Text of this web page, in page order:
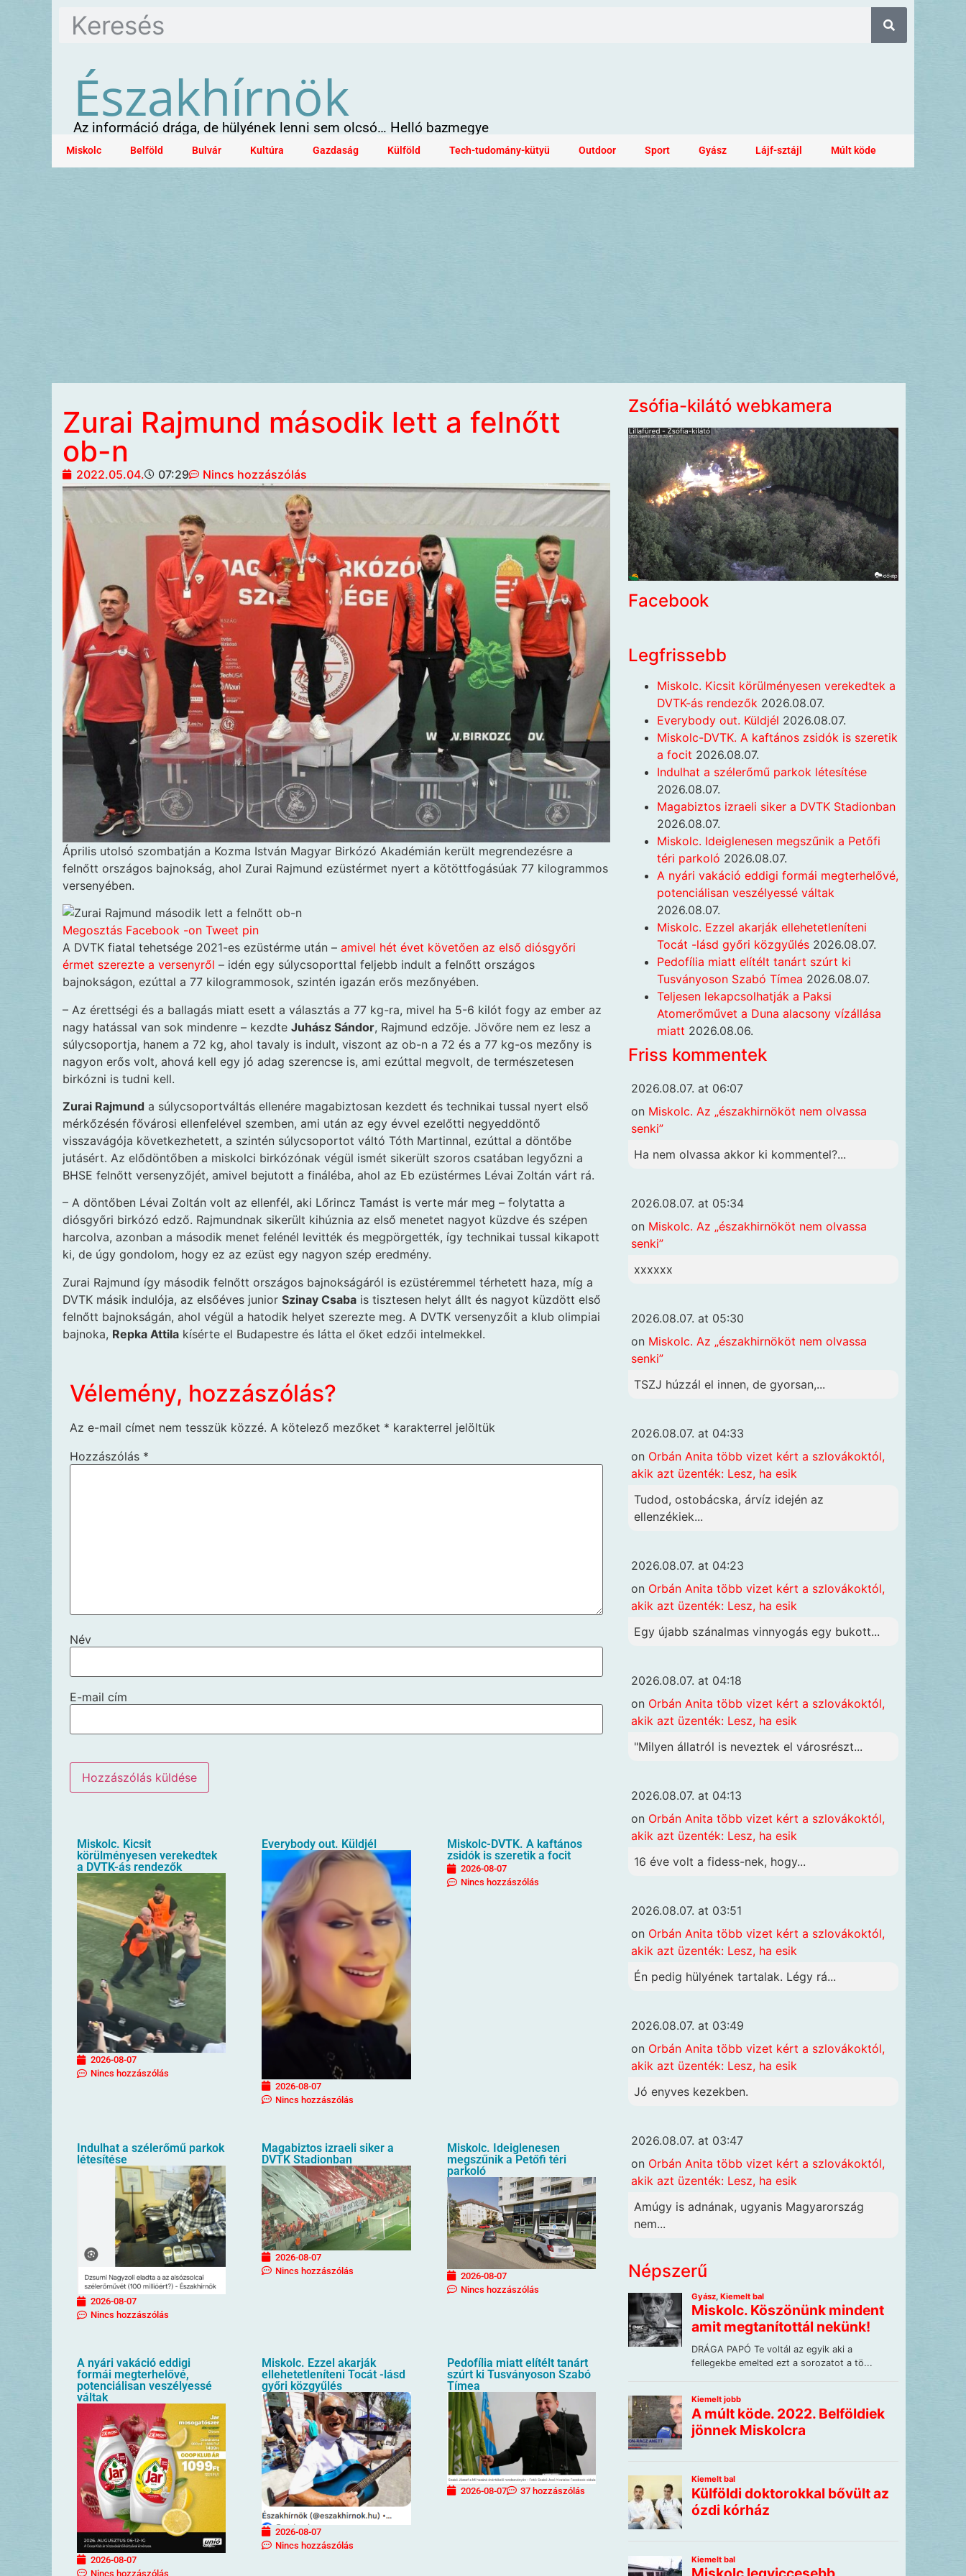
Északhírnök
Az információ drága, de hülyének lenni sem olcsó… Helló bazmegye
Miskolc Belföld Bulvár Kultúra Gazdaság Külföld Tech-tudomány-kütyü Outdoor Sport Gyász Lájf-sztájl Múlt köde
Zurai Rajmund második lett a felnőtt
ob-n
2022.05.04. 07:29 Nincs hozzászólás
Április utolsó szombatján a Kozma István Magyar Birkózó Akadémián került megrendezésre a
felnőtt országos bajnokság, ahol Zurai Rajmund ezüstérmet nyert a kötöttfogásúak 77 kilogrammos
versenyében.
Megosztás Facebook -on Tweet pin
A DVTK fiatal tehetsége 2021-es ezüstérme után – amivel hét évet követően az első diósgyőri
érmet szerezte a versenyről – idén egy súlycsoporttal feljebb indult a felnőtt országos
bajnokságon, ezúttal a 77 kilogrammosok, szintén igazán erős mezőnyében.
– Az érettségi és a ballagás miatt esett a választás a 77 kg-ra, mivel ha 5-6 kilót fogy az ember az
nagy hatással van sok mindenre – kezdte Juhász Sándor, Rajmund edzője. Jövőre nem ez lesz a
súlycsoportja, hanem a 72 kg, ahol tavaly is indult, viszont az ob-n a 72 és a 77 kg-os mezőny is
nagyon erős volt, ahová kell egy jó adag szerencse is, ami ezúttal megvolt, de természetesen
birkózni is tudni kell.
Zurai Rajmund a súlycsoportváltás ellenére magabiztosan kezdett és technikai tussal nyert első
mérkőzésén fővárosi ellenfelével szemben, ami után az egy évvel ezelőtti negyeddöntő
visszavágója következhetett, a szintén súlycsoportot váltó Tóth Martinnal, ezúttal a döntőbe
jutásért. Az elődöntőben a miskolci birkózónak végül ismét sikerült szoros csatában legyőzni a
BHSE felnőtt versenyzőjét, amivel bejutott a fináléba, ahol az Eb ezüstérmes Lévai Zoltán várt rá.
– A döntőben Lévai Zoltán volt az ellenfél, aki Lőrincz Tamást is verte már meg – folytatta a
diósgyőri birkózó edző. Rajmundnak sikerült kihúznia az első menetet nagyot küzdve és szépen
harcolva, azonban a második menet felénél levitték és megpörgették, így technikai tussal kikapott
ki, de úgy gondolom, hogy ez az ezüst egy nagyon szép eredmény.
Zurai Rajmund így második felnőtt országos bajnokságáról is ezüstéremmel térhetett haza, míg a
DVTK másik indulója, az elsőéves junior Szinay Csaba is tisztesen helyt állt és nagyot küzdött első
felnőtt bajnokságán, ahol végül a hatodik helyet szerezte meg. A DVTK versenyzőit a klub olimpiai
bajnoka, Repka Attila kísérte el Budapestre és látta el őket edzői intelmekkel.
Vélemény, hozzászólás?
Az e-mail címet nem tesszük közzé. A kötelező mezőket * karakterrel jelöltük
Hozzászólás *
Név
E-mail cím
Miskolc. Kicsit
körülményesen verekedtek
a DVTK-ás rendezők
2026-08-07
Nincs hozzászólás
Everybody out. Küldjél
2026-08-07
Nincs hozzászólás
Miskolc-DVTK. A kaftános
zsidók is szeretik a focit
2026-08-07
Nincs hozzászólás
Indulhat a szélerőmű parkok
létesítése
2026-08-07
Nincs hozzászólás
Magabiztos izraeli siker a
DVTK Stadionban
2026-08-07
Nincs hozzászólás
Miskolc. Ideiglenesen
megszűnik a Petőfi téri
parkoló
2026-08-07
Nincs hozzászólás
A nyári vakáció eddigi
formái megterhelővé,
potenciálisan veszélyessé
váltak
2026-08-07
Nincs hozzászólás
Miskolc. Ezzel akarják
ellehetetleníteni Tocát -lásd
győri közgyűlés
2026-08-07
Nincs hozzászólás
Pedofília miatt elítélt tanárt
szúrt ki Tusványoson Szabó
Tímea
2026-08-07 37 hozzászólás
Zsófia-kilátó webkamera
Facebook
Legfrissebb
Miskolc. Kicsit körülményesen verekedtek a
DVTK-ás rendezők 2026.08.07.
Everybody out. Küldjél 2026.08.07.
Miskolc-DVTK. A kaftános zsidók is szeretik
a focit 2026.08.07.
Indulhat a szélerőmű parkok létesítése
2026.08.07.
Magabiztos izraeli siker a DVTK Stadionban
2026.08.07.
Miskolc. Ideiglenesen megszűnik a Petőfi
téri parkoló 2026.08.07.
A nyári vakáció eddigi formái megterhelővé,
potenciálisan veszélyessé váltak
2026.08.07.
Miskolc. Ezzel akarják ellehetetleníteni
Tocát -lásd győri közgyűlés 2026.08.07.
Pedofília miatt elítélt tanárt szúrt ki
Tusványoson Szabó Tímea 2026.08.07.
Teljesen lekapcsolhatják a Paksi
Atomerőművet a Duna alacsony vízállása
miatt 2026.08.06.
Friss kommentek
2026.08.07. at 06:07
on Miskolc. Az „északhirnököt nem olvassa
senki”
Ha nem olvassa akkor ki kommentel?...
2026.08.07. at 05:34
on Miskolc. Az „északhirnököt nem olvassa
senki”
xxxxxx
2026.08.07. at 05:30
on Miskolc. Az „északhirnököt nem olvassa
senki”
TSZJ húzzál el innen, de gyorsan,...
2026.08.07. at 04:33
on Orbán Anita több vizet kért a szlovákoktól,
akik azt üzenték: Lesz, ha esik
Tudod, ostobácska, árvíz idején az
ellenzékiek...
2026.08.07. at 04:23
on Orbán Anita több vizet kért a szlovákoktól,
akik azt üzenték: Lesz, ha esik
Egy újabb szánalmas vinnyogás egy bukott...
2026.08.07. at 04:18
on Orbán Anita több vizet kért a szlovákoktól,
akik azt üzenték: Lesz, ha esik
"Milyen állatról is neveztek el városrészt...
2026.08.07. at 04:13
on Orbán Anita több vizet kért a szlovákoktól,
akik azt üzenték: Lesz, ha esik
16 éve volt a fidess-nek, hogy...
2026.08.07. at 03:51
on Orbán Anita több vizet kért a szlovákoktól,
akik azt üzenték: Lesz, ha esik
Én pedig hülyének tartalak. Légy rá...
2026.08.07. at 03:49
on Orbán Anita több vizet kért a szlovákoktól,
akik azt üzenték: Lesz, ha esik
Jó enyves kezekben.
2026.08.07. at 03:47
on Orbán Anita több vizet kért a szlovákoktól,
akik azt üzenték: Lesz, ha esik
Amúgy is adnának, ugyanis Magyarország
nem...
Népszerű